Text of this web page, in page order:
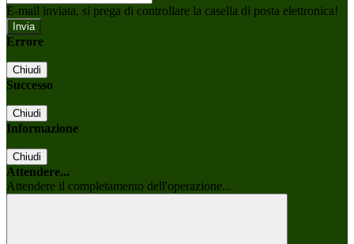
E-mail inviata, si prega di controllare la casella di posta elettronica!
Errore
Chiudi
Successo
Chiudi
Informazione
Chiudi
Attendere...
Attendere il completamento dell'operazione...